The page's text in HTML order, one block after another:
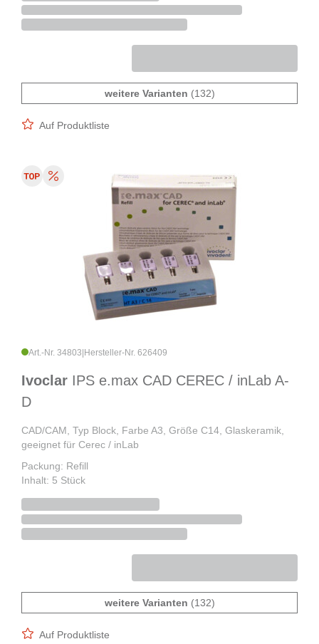
weitere Varianten (132)
Auf Produktliste
Art.-Nr. 34803 Hersteller-Nr. 626409
Ivoclar IPS e.max CAD CEREC / inLab A-
D
CAD/CAM, Typ Block, Farbe A3, Größe C14, Glaskeramik,
geeignet für Cerec / inLab
Packung: Refill
Inhalt: 5 Stück
weitere Varianten (132)
Auf Produktliste